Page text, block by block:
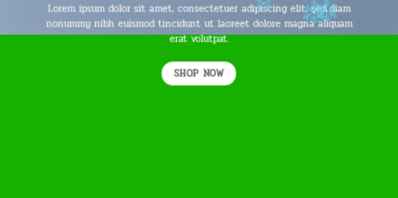
Lorem ipsum dolor sit amet, consectetuer adipiscing elit, sed diam
nonummy nibh euismod tincidunt ut laoreet dolore magna aliquam
erat volutpat.
SHOP NOW